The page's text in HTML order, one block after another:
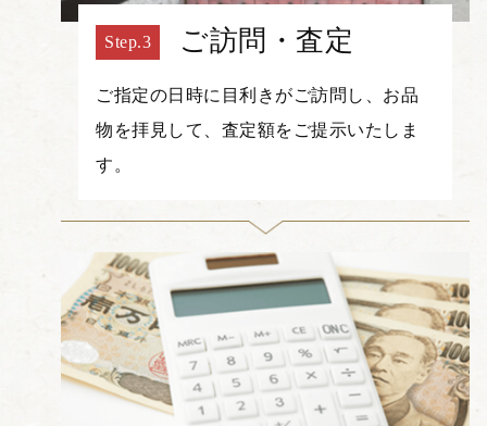
ご訪問・査定
ご指定の日時に目利きがご訪問し、お品
物を拝見して、査定額をご提示いたしま
す。